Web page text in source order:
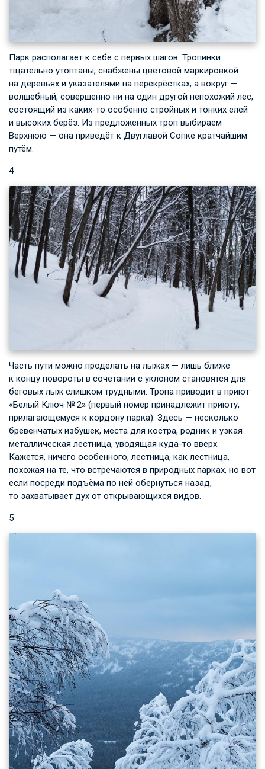
Парк располагает к себе с первых шагов. Тропинки
тщательно утоптаны, снабжены цветовой маркировкой
на деревьях и указателями на перекрёстках, а вокруг —
волшебный, совершенно ни на один другой непохожий лес,
состоящий из каких-то особенно стройных и тонких елей
и высоких берёз. Из предложенных троп выбираем
Верхнюю — она приведёт к Двуглавой Сопке кратчайшим
путём.
4
Часть пути можно проделать на лыжах — лишь ближе
к концу повороты в сочетании с уклоном становятся для
беговых лыж слишком трудными. Тропа приводит в приют
«Белый Ключ № 2» (первый номер принадлежит приюту,
прилагающемуся к кордону парка). Здесь — несколько
бревенчатых избушек, места для костра, родник и узкая
металлическая лестница, уводящая куда-то вверх.
Кажется, ничего особенного, лестница, как лестница,
похожая на те, что встречаются в природных парках, но вот
если посреди подъёма по ней обернуться назад,
то захватывает дух от открывающихся видов.
5